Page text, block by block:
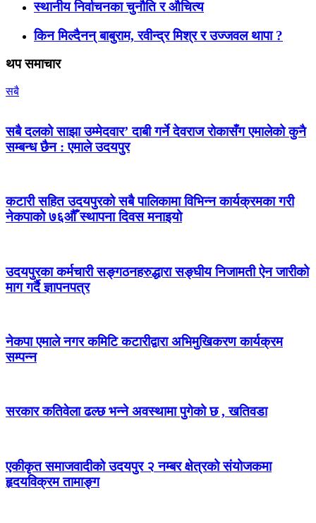
स्थानीय निर्वाचनका चुनौति र औचित्य
किन मिल्दैनन् बाबुराम, रवीन्द्र मिश्र र उज्जवल थापा ?
थप समाचार
सबै
सबै दलको साझा उम्मेदवार’ दाबी गर्ने देवराज रोकासँग एमालेको कुनै
सम्बन्ध छैन : एमाले उदयपुर
कटारी सहित उदयपुरको सबै पालिकामा विभिन्न कार्यक्रमका गरी
नेकपाको ७६औँ स्थापना दिवस मनाइयो
उदयपुरका कर्मचारी सङ्गठनहरुद्धारा सङ्घीय निजामती ऐन जारीको
माग गर्दै ज्ञापनपत्र
नेकपा एमाले नगर कमिटि कटारीद्वारा अभिमुखिकरण कार्यक्रम
सम्पन्न
सरकार कतिवेला ढल्छ भन्ने अवस्थामा पुगेको छ , खतिवडा
एकीकृत समाजवादीको उदयपुर २ नम्बर क्षेत्रको संयोजकमा
हृदयविक्रम तामाङ्ग